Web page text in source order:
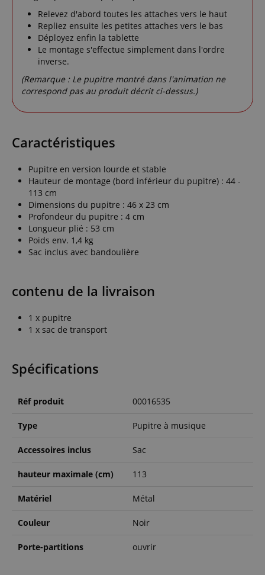
Relevez d'abord toutes les attaches vers le haut
Repliez ensuite les petites attaches vers le bas
Déployez enfin la tablette
Le montage s'effectue simplement dans l'ordre
inverse.
(Remarque : Le pupitre montré dans l'animation ne
correspond pas au produit décrit ci-dessus.)
Caractéristiques
Pupitre en version lourde et stable
Hauteur de montage (bord inférieur du pupitre) : 44 -
113 cm
Dimensions du pupitre : 46 x 23 cm
Profondeur du pupitre : 4 cm
Longueur plié : 53 cm
Poids env. 1,4 kg
Sac inclus avec bandoulière
contenu de la livraison
1 x pupitre
1 x sac de transport
Spécifications
Réf produit 00016535
Type Pupitre à musique
Accessoires inclus Sac
hauteur maximale (cm) 113
Matériel Métal
Couleur Noir
Porte-partitions ouvrir